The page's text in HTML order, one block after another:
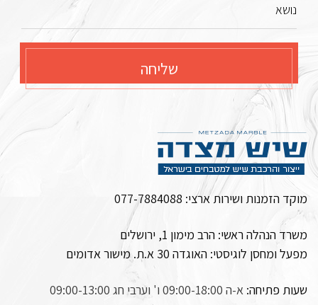
נושא
שליחה
מוקד הזמנות ושירות ארצי: 077-7884088
משרד הנהלה ראשי: הרב מימון 1, ירושלים
מפעל ומחסן לוגיסטי: האוגדה 30 א.ת. מישור אדומים
שעות פתיחה: א-ה 09:00-18:00 ו' וערבי חג 09:00-13:00